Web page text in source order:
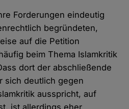
Forderungen eindeutig
begründeten,
auf die Petition
beim Thema Islamkritik
dort der abschließende
sich deutlich gegen
ausspricht, auf